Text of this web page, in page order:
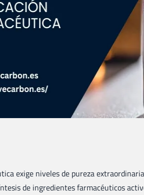
exige niveles de pureza
de ingredientes farmacéuticos